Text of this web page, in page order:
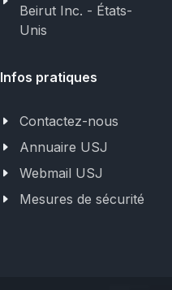
Beirut Inc. - États-
Unis
Infos pratiques
Contactez-nous
Annuaire USJ
Webmail USJ
Mesures de sécurité